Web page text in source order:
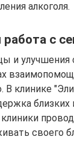
алкоголя.
с
и улучшения
клинике
близких
своего